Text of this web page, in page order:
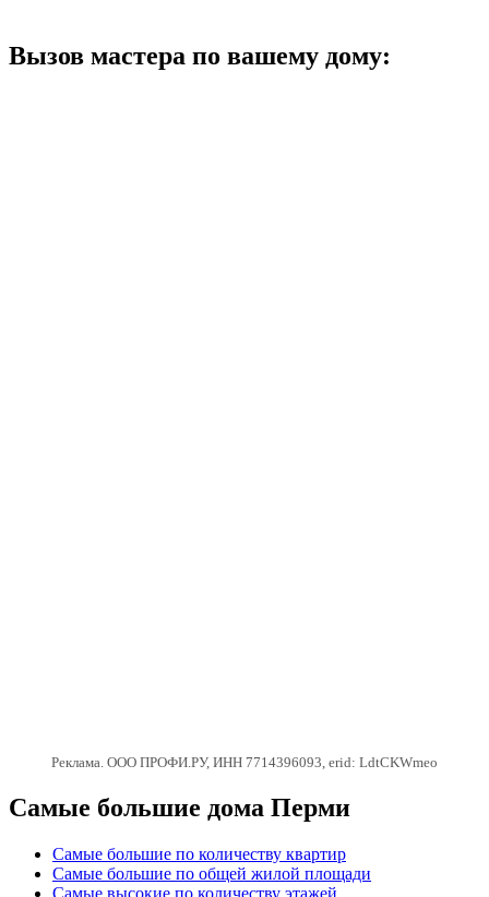
Вызов мастера по вашему дому:
Реклама. ООО ПРОФИ.РУ, ИНН 7714396093, erid: LdtCKWmeo
Самые большие дома Перми
Самые большие по количеству квартир
Самые большие по общей жилой площади
Самые высокие по количеству этажей